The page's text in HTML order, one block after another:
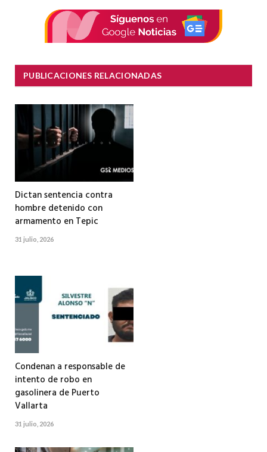
PUBLICACIONES RELACIONADAS
Dictan sentencia contra
hombre detenido con
armamento en Tepic
31 julio, 2026
Condenan a responsable de
intento de robo en
gasolinera de Puerto
Vallarta
31 julio, 2026